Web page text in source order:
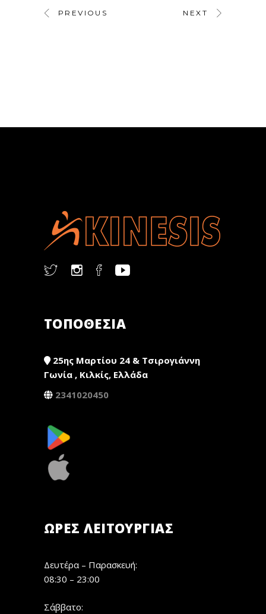
PREVIOUS NEXT
ΤΟΠΟΘΕΣΙΑ
25ης Μαρτίου 24 & Τσιρογιάννη
Γωνία , Κιλκίς, Ελλάδα
2341020450
ΏΡΕΣ ΛΕΙΤΟΥΡΓΊΑΣ
Δευτέρα – Παρασκευή:
08:30 – 23:00
Σάββατο: